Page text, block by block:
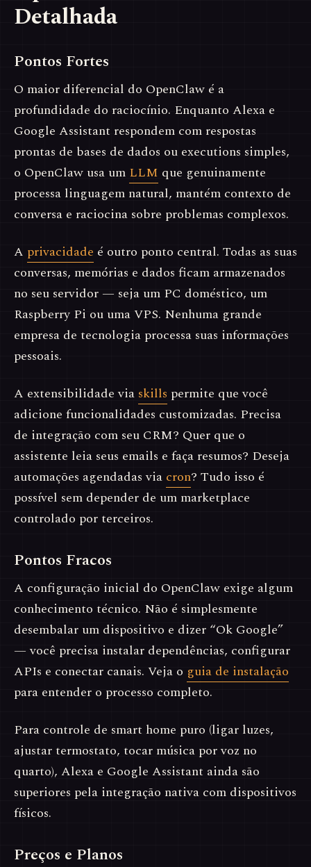
Detalhada
Pontos Fortes
O maior diferencial do OpenClaw é a
profundidade do raciocínio. Enquanto Alexa e
Google Assistant respondem com respostas
prontas de bases de dados ou executions simples,
o OpenClaw usa um LLM que genuinamente
processa linguagem natural, mantém contexto de
conversa e raciocina sobre problemas complexos.
A privacidade é outro ponto central. Todas as suas
conversas, memórias e dados ficam armazenados
no seu servidor — seja um PC doméstico, um
Raspberry Pi ou uma VPS. Nenhuma grande
empresa de tecnologia processa suas informações
pessoais.
A extensibilidade via skills permite que você
adicione funcionalidades customizadas. Precisa
de integração com seu CRM? Quer que o
assistente leia seus emails e faça resumos? Deseja
automações agendadas via cron? Tudo isso é
possível sem depender de um marketplace
controlado por terceiros.
Pontos Fracos
A configuração inicial do OpenClaw exige algum
conhecimento técnico. Não é simplesmente
desembalar um dispositivo e dizer “Ok Google”
— você precisa instalar dependências, configurar
APIs e conectar canais. Veja o guia de instalação
para entender o processo completo.
Para controle de smart home puro (ligar luzes,
ajustar termostato, tocar música por voz no
quarto), Alexa e Google Assistant ainda são
superiores pela integração nativa com dispositivos
físicos.
Preços e Planos